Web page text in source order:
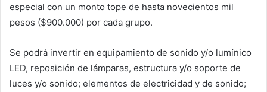
especial con un monto tope de hasta novecientos mil
pesos ($900.000) por cada grupo.
Se podrá invertir en equipamiento de sonido y/o lumínico
LED, reposición de lámparas, estructura y/o soporte de
luces y/o sonido; elementos de electricidad y de sonido;